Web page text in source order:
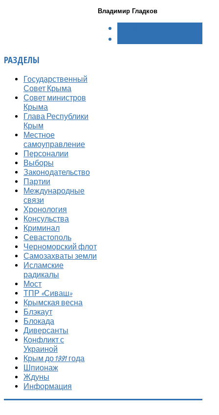
Владимир Гладков
РАЗДЕЛЫ
Государственный
Совет Крыма
Совет министров
Крыма
Глава Республики
Крым
Местное
самоуправление
Персоналии
Выборы
Законодательство
Партии
Международные
связи
Хронология
Консульства
Криминал
Севастополь
Черноморский флот
Самозахваты земли
Исламские
радикалы
Мост
ТПР «Сиваш»
Крымская весна
Блэкаут
Блокада
Диверсанты
Конфликт с
Украиной
Крым до 1991 года
Шпионаж
Ждуны
Информация